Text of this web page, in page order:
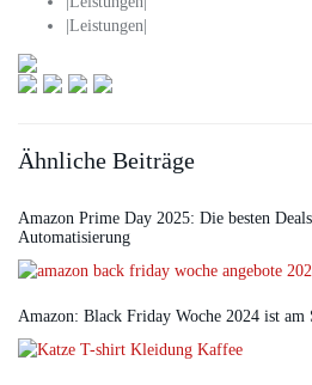
|Leistungen|
Ähnliche Beiträge
Amazon Prime Day 2025: Die besten
Automatisierung
Amazon: Black Friday Woche 2024 ist am